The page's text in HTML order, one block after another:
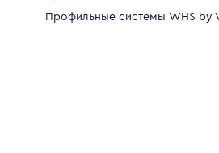
Профильные системы WHS by